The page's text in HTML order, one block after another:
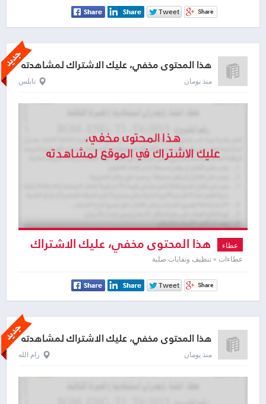
هذا المحتوى مخفي، عليك الاشتراك لمشاهدته
منذ يومان نابلس
عطاء هذا المحتوى مخفي، عليك الاشتراك
لمشاهدته
عطاءات » تنظيف ونفايات صلبة
هذا المحتوى مخفي، عليك الاشتراك لمشاهدته
منذ يومان رام الله